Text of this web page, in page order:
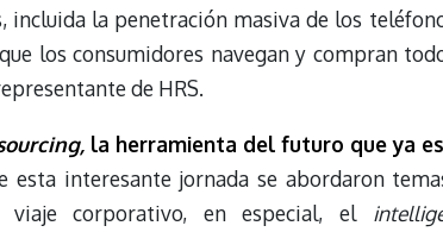
incluida la penetración masiva de los
los consumidores navegan y compran
de HRS.
la herramienta del futuro que ya
esta interesante jornada se abordaron
viaje corporativo, en especial, el